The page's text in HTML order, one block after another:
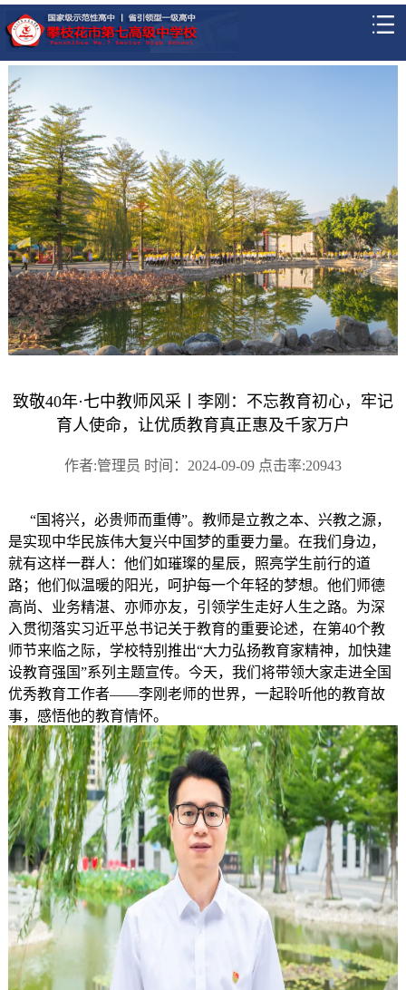
致敬40年·七中教师风采丨李刚：不忘教育初心，牢记
育人使命，让优质教育真正惠及千家万户
作者:管理员 时间：2024-09-09 点击率:20943
“国将兴，必贵师而重傅”。教师是立教之本、兴教之源，
是实现中华民族伟大复兴中国梦的重要力量。在我们身边，
就有这样一群人：他们如璀璨的星辰，照亮学生前行的道
路；他们似温暖的阳光，呵护每一个年轻的梦想。他们师德
高尚、业务精湛、亦师亦友，引领学生走好人生之路。为深
入贯彻落实习近平总书记关于教育的重要论述，在第40个教
师节来临之际，学校特别推出“大力弘扬教育家精神，加快建
设教育强国”系列主题宣传。今天，我们将带领大家走进全国
优秀教育工作者——李刚老师的世界，一起聆听他的教育故
事，感悟他的教育情怀。